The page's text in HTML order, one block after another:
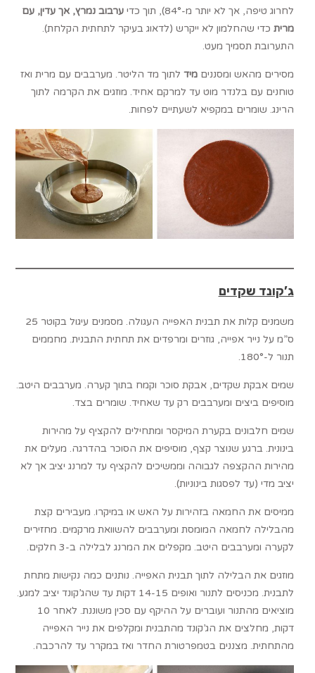
לחרוג טיפה, אך לא יותר מ-84°), תוך כדי
ערבוב נמרץ, אך עדין, עם
מרית כדי שהחלמון לא ייקרש (לדאוג בעיקר לתחתית הקלחת).
התערובת תסמיך מעט.
מסירים מהאש ומסנניםמיד לתוך מד הליטר. מערבבים עם מרית ואז
טוחנים עם בלנדר מוט עד למרקם אחיד. מוזגים את הקרמה לתוך
הרינג. שומרים במקפיא לשעתיים לפחות.
ג’קונד שקדים
משמנים קלות את תבנית האפייה העגולה. מסמנים עיגול בקוטר 25
ס”מ על נייר אפייה, גוזרים ומרפדים את תחתית התבנית. מחממים
תנור ל-180°.
שמים אבקת שקדים, אבקת סוכר וקמח בתוך קערה. מערבבים היטב.
מוסיפים ביצים ומערבבים רק עד שאחיד. שומרים בצד.
שמים חלבונים בקערת המיקסר ומתחילים להקציף על מהירות
בינונית. ברגע שנוצר קצף, מוסיפים את הסוכר בהדרגה. מעלים את
מהירות ההקצפה לגבוהה וממשיכים להקציף עד למרנג יציב אך לא
יציב מדי (עד לפסגות בינוניות).
ממיסים את החמאה בזהירות על האש או במיקרו. מעבירים קצת
מהבלילה לחמאה המומסת ומערבבים להשוואת מרקמים. מחזירים
לקערה ומערבבים היטב. מקפלים את המרנג לבלילה ב-3 חלקים.
מוזגים את הבלילה לתוך תבנית האפייה. נותנים כמה נקישות מתחת
לתבנית. מכניסים לתנור ואופים 14-15 דקות עד שהג’קונד יציב למגע.
מוציאים מהתנור ועוברים על ההיקף עם סכין משוננת. לאחר 10
דקות, מחלצים את הג’קונד מהתבנית ומקלפים את נייר האפייה
מהתחתית. מצננים בטמפרטורת החדר ואז במקרר עד להרכבה.